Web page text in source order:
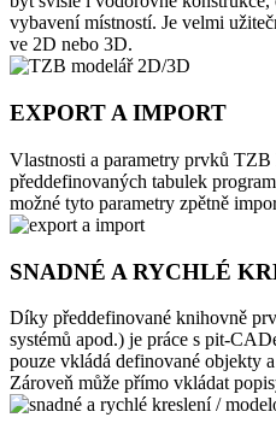
vybavení místností. Je velmi
ve 2D nebo 3D.
EXPORT A IMPORT
Vlastnosti a parametry prvků
předdefinovaných tabulek
možné tyto parametry zpětně
SNADNÉ A RYCHLÉ
Díky předdefinované knihovně
systémů apod.) je práce s pit-
pouze vkládá definované objekty
Zároveň může přímo vkládat